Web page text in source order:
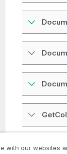
with our websites